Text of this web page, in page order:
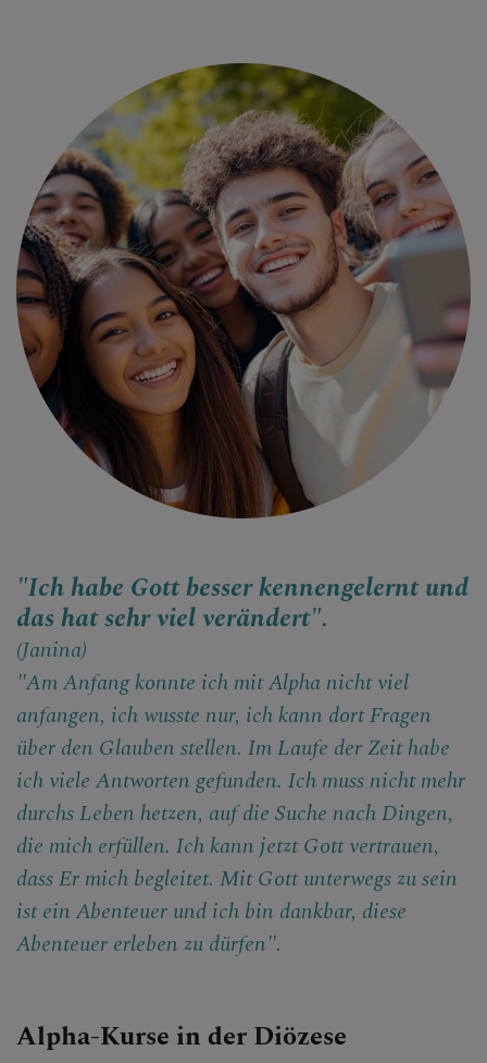
"Ich habe Gott besser kennengelernt und
das hat sehr viel verändert".
(Janina)
"Am Anfang konnte ich mit Alpha nicht viel
anfangen, ich wusste nur, ich kann dort Fragen
über den Glauben stellen. Im Laufe der Zeit habe
ich viele Antworten gefunden. Ich muss nicht mehr
durchs Leben hetzen, auf die Suche nach Dingen,
die mich erfüllen. Ich kann jetzt Gott vertrauen,
dass Er mich begleitet. Mit Gott unterwegs zu sein
ist ein Abenteuer und ich bin dankbar, diese
Abenteuer erleben zu dürfen".
Alpha-Kurse in der Diözese